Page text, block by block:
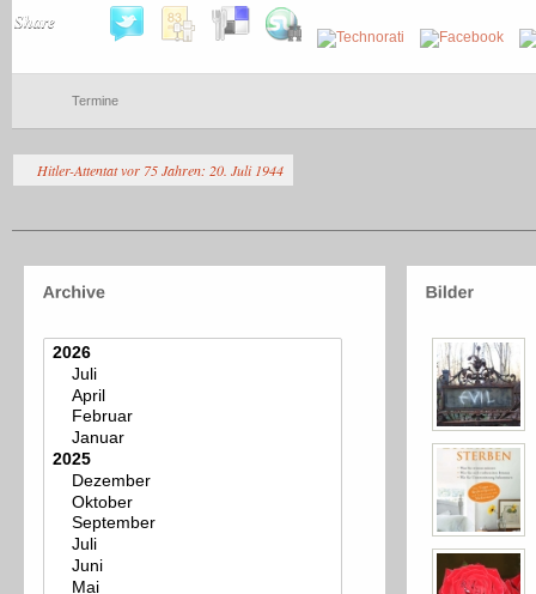
Share
Termine
Hitler-Attentat vor 75 Jahren: 20. Juli 1944